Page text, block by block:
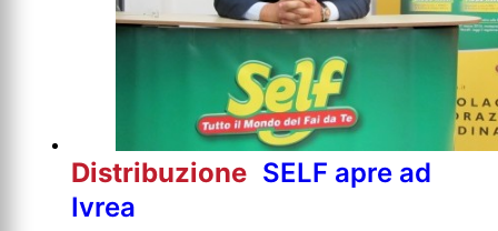
Distribuzione SELF apre ad
Ivrea